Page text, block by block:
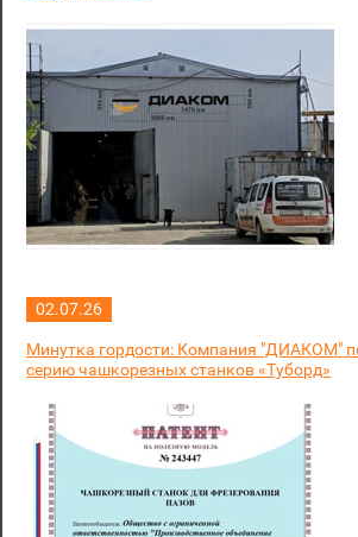
02.07.26
Минутка гордости: Компания "ДИАКОМ"
серию чашкорезных станков «Туборд»